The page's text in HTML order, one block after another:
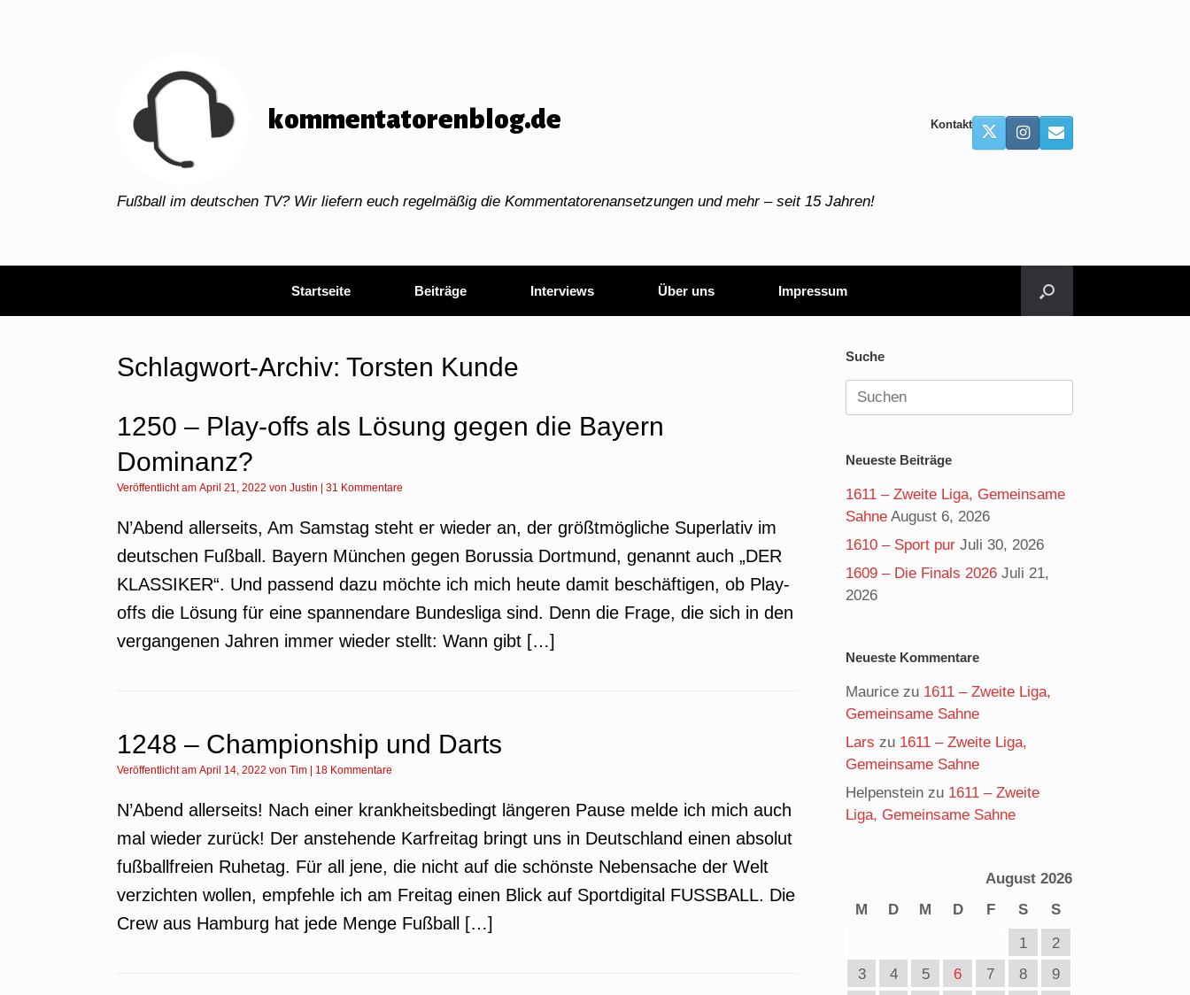
kommentatorenblog.de
Fußball im deutschen TV? Wir liefern euch regelmäßig die Kommentatorenansetzungen und mehr – seit 15 Jahren!
Kontakt
Startseite Beiträge Interviews Über uns Impressum
Schlagwort-Archiv: Torsten Kunde
1250 – Play-offs als Lösung gegen die Bayern
Dominanz?
Veröffentlicht am April 21, 2022 von Justin 31 Kommentare
N’Abend allerseits, Am Samstag steht er wieder an, der größtmögliche Superlativ im
deutschen Fußball. Bayern München gegen Borussia Dortmund, genannt auch „DER
KLASSIKER“. Und passend dazu möchte ich mich heute damit beschäftigen, ob Play-
offs die Lösung für eine spannendare Bundesliga sind. Denn die Frage, die sich in den
vergangenen Jahren immer wieder stellt: Wann gibt […]
1248 – Championship und Darts
Veröffentlicht am April 14, 2022 von Tim 18 Kommentare
N’Abend allerseits! Nach einer krankheitsbedingt längeren Pause melde ich mich auch
mal wieder zurück! Der anstehende Karfreitag bringt uns in Deutschland einen absolut
fußballfreien Ruhetag. Für all jene, die nicht auf die schönste Nebensache der Welt
verzichten wollen, empfehle ich am Freitag einen Blick auf Sportdigital FUSSBALL. Die
Crew aus Hamburg hat jede Menge Fußball […]
Suche
Suchen
nach:
Neueste Beiträge
1611 – Zweite Liga, Gemeinsame
Sahne August 6, 2026
1610 – Sport pur Juli 30, 2026
1609 – Die Finals 2026 Juli 21,
2026
Neueste Kommentare
Maurice zu 1611 – Zweite Liga,
Gemeinsame Sahne
Lars zu 1611 – Zweite Liga,
Gemeinsame Sahne
Helpenstein zu 1611 – Zweite
Liga, Gemeinsame Sahne
August 2026
M
D M D F S
S
1
2
3
4 5 6 7 8
9